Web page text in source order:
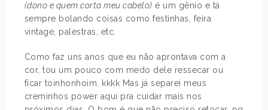
(dono e quem corta meu cabelo) é um gênio e tá
sempre bolando coisas como festinhas, feira
vintage, palestras, etc.
Como faz uns anos que eu não aprontava com a
cor, tou um pouco com medo dele ressecar ou
ficar toinhonhoim. kkkk Mas já separei meus
creminhos power aqui pra cuidar mais nos